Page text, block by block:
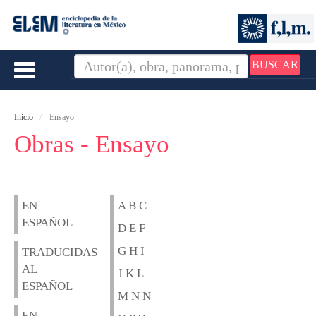
BUSCAR
Toggle
Inicio Ensayo
Obras - Ensayo
EN
ESPAÑOL
TRADUCIDAS
AL
ESPAÑOL
A B C
D E F
G H I
J K L
M N N